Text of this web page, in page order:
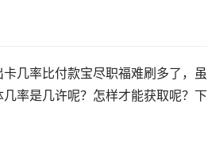
几率比付款宝尽职福难刷多了，虽
率是几许呢？怎样才能获取呢？下